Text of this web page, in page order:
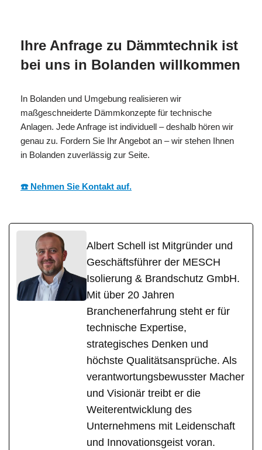
Ihre Anfrage zu Dämmtechnik ist
bei uns in Bolanden willkommen
In Bolanden und Umgebung realisieren wir
maßgeschneiderte Dämmkonzepte für technische
Anlagen. Jede Anfrage ist individuell – deshalb hören wir
genau zu. Fordern Sie Ihr Angebot an – wir stehen Ihnen
in Bolanden zuverlässig zur Seite.
☎️ Nehmen Sie Kontakt auf.
Albert Schell ist Mitgründer und
Geschäftsführer der MESCH
Isolierung & Brandschutz GmbH.
Mit über 20 Jahren
Branchenerfahrung steht er für
technische Expertise,
strategisches Denken und
höchste Qualitätsansprüche. Als
verantwortungsbewusster Macher
und Visionär treibt er die
Weiterentwicklung des
Unternehmens mit Leidenschaft
und Innovationsgeist voran.